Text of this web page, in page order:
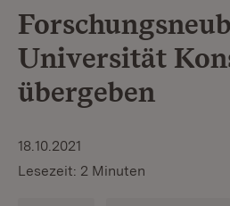
Universität
übergeben
18.10.2021
Lesezeit: 2 Minuten